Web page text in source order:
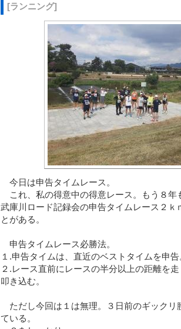
[ランニング]
今日は申告タイムレース。
これ、私の得意中の得意レース。もう８年
武庫川ロード記録会の申告タイムレース２ｋ
とがある。
申告タイムレース必勝法。
１.申告タイムは、直近のベストタイムを申告
２.レース直前にレースの半分以上の距離を
叩き込む。
ただし今回は１は無理。３日前のギックリ
ている。